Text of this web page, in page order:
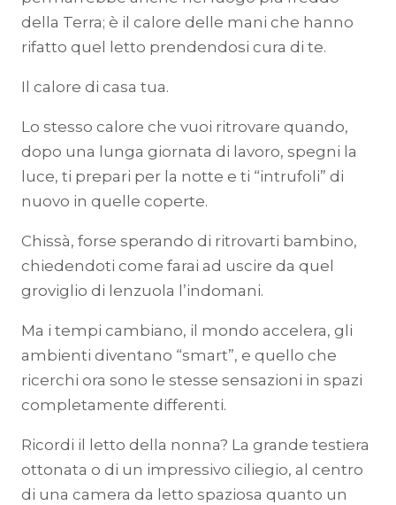
della Terra; è il calore delle mani che hanno
rifatto quel letto prendendosi cura di te.
Il calore di casa tua.
Lo stesso calore che vuoi ritrovare quando,
dopo una lunga giornata di lavoro, spegni la
luce, ti prepari per la notte e ti “intrufoli” di
nuovo in quelle coperte.
Chissà, forse sperando di ritrovarti bambino,
chiedendoti come farai ad uscire da quel
groviglio di lenzuola l’indomani.
Ma i tempi cambiano, il mondo accelera, gli
ambienti diventano “smart”, e quello che
ricerchi ora sono le stesse sensazioni in spazi
completamente differenti.
Ricordi il letto della nonna? La grande testiera
ottonata o di un impressivo ciliegio, al centro
di una camera da letto spaziosa quanto un